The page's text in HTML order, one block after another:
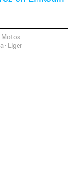
·Motos·
· Liger